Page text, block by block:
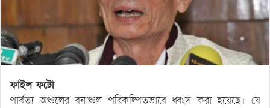
ফাইল ফটো
পার্বত্য অঞ্চলের বনাঞ্চল পরিকল্পিতভাবে ধ্বংস করা হয়েছে। যে